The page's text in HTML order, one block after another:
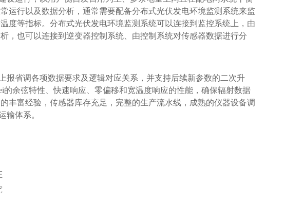
运行以及数据分析，通常需要配备分布式光伏发电环境监测系统来监
度等指标。分布式光伏发电环境监测系统可以连接到监控系统上，由
，也可以连接到逆变器控制系统、由控制系统对传感器数据进行分
省调各项数据要求及逻辑对应关系，并支持后续新参数的二次升
余弦特性、快速响应、零偏移和宽温度响应的性能，确保辐射数据
丰富经验，传感器库存充足，完整的生产流水线，成熟的仪器设备调
输体系。